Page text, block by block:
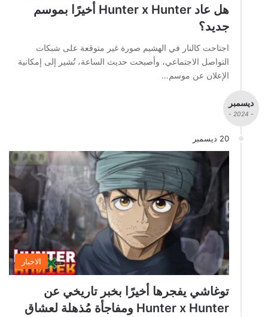
هل عاد Hunter x Hunter أخيرًا بموسم
جديد؟
اجتاحت كالنار في الهشيم صورة غير متوقعة على شبكات
التواصل الاجتماعي، وأصبحت حديث الساعة، تُشير إلى إمكانية
الإعلان عن موسم…
ديسمبر
- 2024 -
20 ديسمبر
الاخبار
توغاشي يفجرها أخيرًا بخبر تاريخي عن
Hunter x Hunter ومفاجأة مُذهلة لعشاق